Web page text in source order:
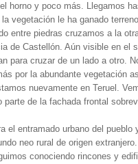
horno y poco más. Llegamos
la vegetación le ha ganado
entre piedras cruzamos a la
de Castellón. Aún visible en el
para cruzar de un lado a otro.
por la abundante vegetación
nuevamente en Teruel.
parte de la fachada frontal
el entramado urbano del pueblo
neo rural de origen extranjero.
conociendo rincones y